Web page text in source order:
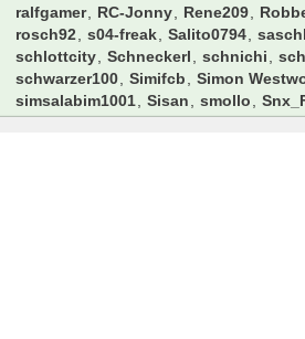
moody blues
mops1980 Moritz__vb
Nico1701
Norsinger Norton51
Obelix1301
öke Onkel patrickcrivitz
PeterPlautze
Pez Phil93257
Pionier
PM2006 PtoTheWee
ralfgamer
RC-Jonny Rene209